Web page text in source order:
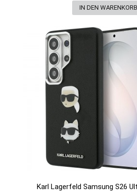
Karl Lagerfeld Samsung S26